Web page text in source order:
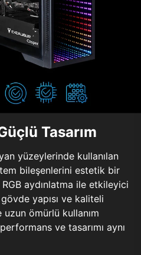
Tasarım
yüzeylerinde kullanılan
bileşenlerini estetik bir
aydınlatma ile etkileyici
yapısı ve kaliteli
ömürlü kullanım
ve tasarımı aynı